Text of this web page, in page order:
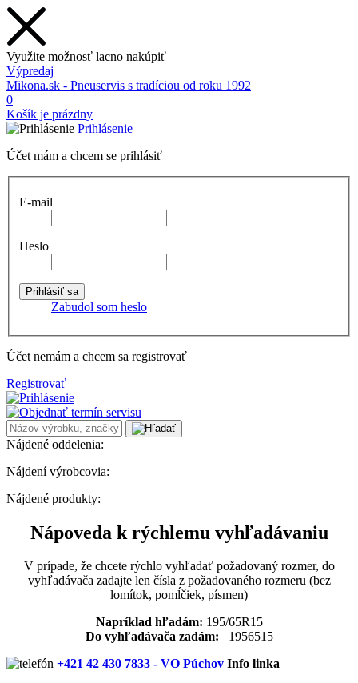
Využite možnosť lacno nakúpiť
Výpredaj
Mikona.sk - Pneuservis s tradíciou od roku 1992
0
Košík je prázdny
Prihlásenie
Účet mám a chcem se prihlásiť
E-mail
Heslo
Zabudol som heslo
Účet nemám a chcem sa registrovať
Registrovať
Nájdené oddelenia:
Nájdení výrobcovia:
Nájdené produkty:
Nápoveda k rýchlemu vyhľadávaniu
V prípade, že chcete rýchlo vyhľadať požadovaný rozmer, do
vyhľadávača zadajte len čísla z požadovaného rozmeru (bez
lomítok, pomĺčiek, písmen)
Napríklad hľadám: 195/65R15
Do vyhľadávača zadám: 1956515
+421 42 430 7833 - VO Púchov Info linka